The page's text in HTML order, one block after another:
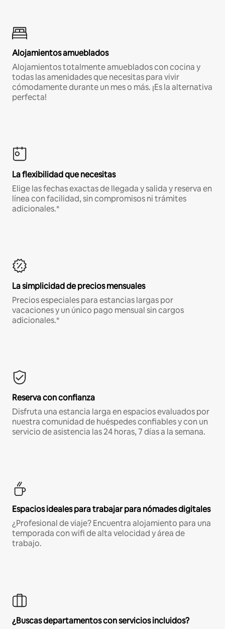
Alojamientos amueblados
Alojamientos totalmente amueblados con cocina y
todas las amenidades que necesitas para vivir
cómodamente durante un mes o más. ¡Es la alternativa
perfecta!
La flexibilidad que necesitas
Elige las fechas exactas de llegada y salida y reserva en
línea con facilidad, sin compromisos ni trámites
adicionales.*
La simplicidad de precios mensuales
Precios especiales para estancias largas por
vacaciones y un único pago mensual sin cargos
adicionales.*
Reserva con confianza
Disfruta una estancia larga en espacios evaluados por
nuestra comunidad de huéspedes confiables y con un
servicio de asistencia las 24 horas, 7 días a la semana.
Espacios ideales para trabajar para nómades digitales
¿Profesional de viaje? Encuentra alojamiento para una
temporada con wifi de alta velocidad y área de
trabajo.
¿Buscas departamentos con servicios incluidos?